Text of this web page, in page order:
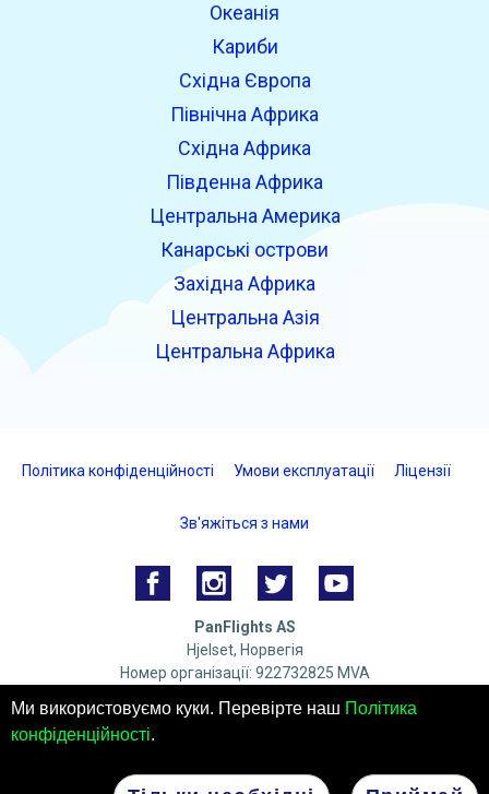
Ми використовуємо куки. Перевірте наш Політика
конфіденційності.
Океанія
Кариби
Східна Європа
Північна Африка
Східна Африка
Південна Африка
Центральна Америка
Канарські острови
Західна Африка
Центральна Азія
Центральна Африка
Політика конфіденційності Умови експлуатації Ліцензії
Зв'яжіться з нами
PanFlights AS
Hjelset, Норвегія
Номер організації: 922732825 MVA
© 2026 PanFlights AS. ВСІ ПРАВА ЗАХИЩЕНІ.